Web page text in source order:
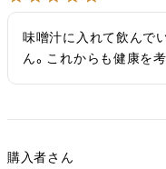
味噌汁に入れて飲んで
ん。これからも健康を
購入者